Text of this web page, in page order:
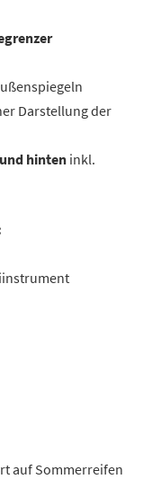
Darstellung der
hinteninkl.
auf Sommerreifen